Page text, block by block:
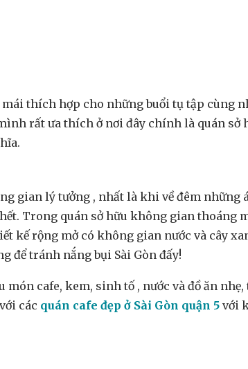
thích hợp cho những buổi tụ tập cùng
rất ưa thích ở nơi đây chính là quán sở
gian lý tưởng , nhất là khi về đêm những
Trong quán sở hữu không gian thoáng
kế rộng mở có không gian nước và cây
để tránh nắng bụi Sài Gòn đấy!
cafe, kem, sinh tố , nước và đồ ăn
các quán cafe đẹp ở Sài Gòn quận 5 với